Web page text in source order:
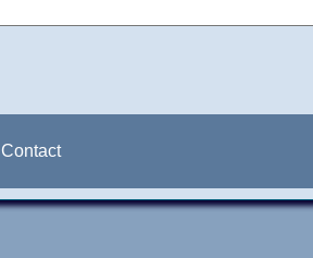
Contact